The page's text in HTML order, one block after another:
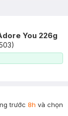
You 226g
)
trước 8h và chọn